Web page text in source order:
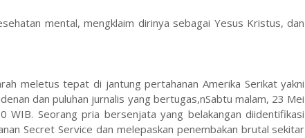
mental, mengklaim dirinya sebagai Yesus Kristus, dan
meletus tepat di jantung pertahanan Amerika Serikat yakni
dan puluhan jurnalis yang bertugas,nSabtu malam, 23 Mei
Seorang pria bersenjata yang belakangan diidentifikasi
Secret Service dan melepaskan penembakan brutal sekitar